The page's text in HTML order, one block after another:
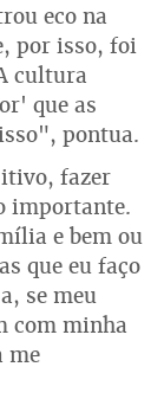
eco na
por isso, foi
cultura
que as
pontua.
fazer
importante.
e bem ou
que eu faço
se meu
com minha
me